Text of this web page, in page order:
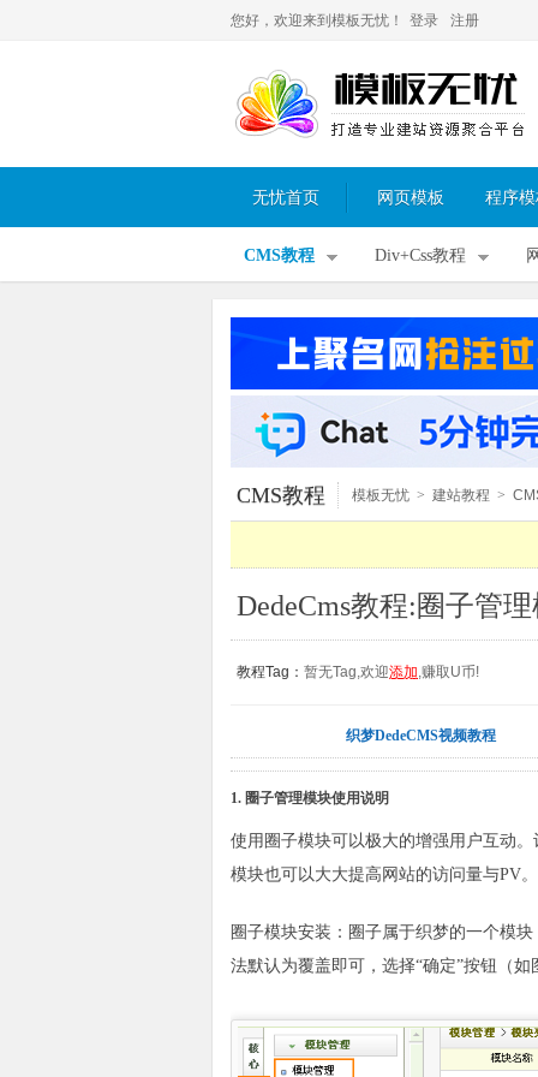
您好，欢迎来到模板无忧！ 登录 注册
无忧首页 网页模板 程序模
CMS教程 Div+Css教程
CMS教程 模板无忧 > 建站教程 >
DedeCms教程:圈子管
教程Tag： 暂无Tag,欢迎添加,赚取U币!
织梦DedeCMS视频教程
1. 圈子管理模块使用说明
使用圈子模块可以极大的增强用户互动
模块也可以大大提高网站的访问量与PV。
圈子模块安装：圈子属于织梦的一个模
法默认为覆盖即可，选择“确定”按钮（